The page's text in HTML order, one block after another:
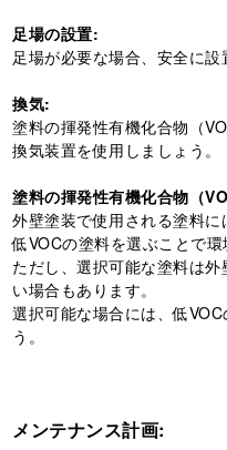
足場の設置:
足場が必要な場合、安全に設
換気:
塗料の揮発性有機化合物（
換気装置を使用しましょう。
塗料の揮発性有機化合物（
外壁塗装で使用される塗料に
低VOCの塗料を選ぶことで環
ただし、選択可能な塗料は
い場合もあります。
選択可能な場合には、低
う。
メンテナンス計画: